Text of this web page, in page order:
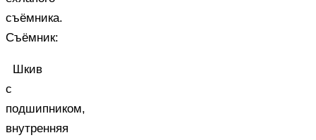
съёмника.
Съёмник:
Шкив
с
подшипником,
внутренняя